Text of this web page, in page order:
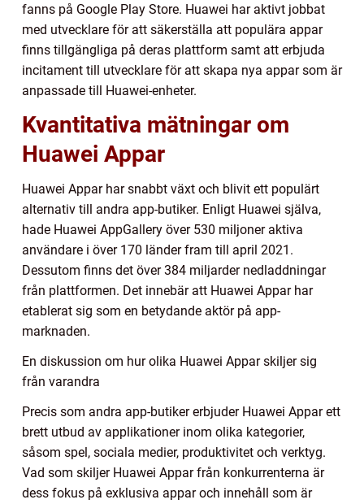
fanns på Google Play Store. Huawei har aktivt jobbat
med utvecklare för att säkerställa att populära appar
finns tillgängliga på deras plattform samt att erbjuda
incitament till utvecklare för att skapa nya appar som är
anpassade till Huawei-enheter.
Kvantitativa mätningar om
Huawei Appar
Huawei Appar har snabbt växt och blivit ett populärt
alternativ till andra app-butiker. Enligt Huawei själva,
hade Huawei AppGallery över 530 miljoner aktiva
användare i över 170 länder fram till april 2021.
Dessutom finns det över 384 miljarder nedladdningar
från plattformen. Det innebär att Huawei Appar har
etablerat sig som en betydande aktör på app-
marknaden.
En diskussion om hur olika Huawei Appar skiljer sig
från varandra
Precis som andra app-butiker erbjuder Huawei Appar ett
brett utbud av applikationer inom olika kategorier,
såsom spel, sociala medier, produktivitet och verktyg.
Vad som skiljer Huawei Appar från konkurrenterna är
dess fokus på exklusiva appar och innehåll som är